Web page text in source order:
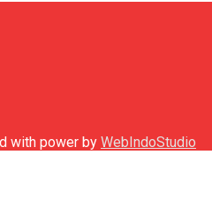
with power by WebIndoStudio